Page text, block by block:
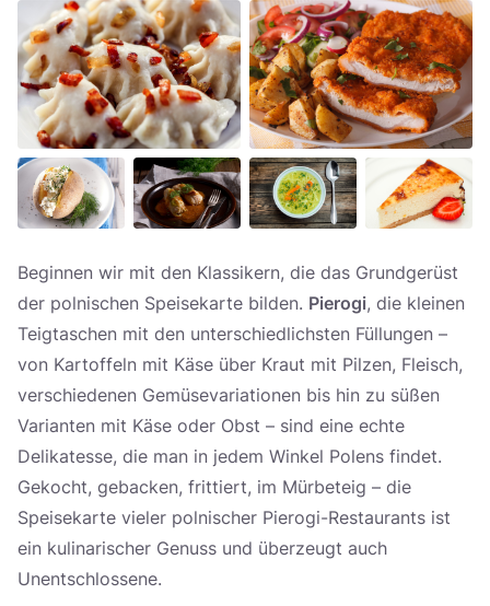
Beginnen wir mit den Klassikern, die das Grundgerüst
der polnischen Speisekarte bilden. Pierogi, die kleinen
Teigtaschen mit den unterschiedlichsten Füllungen –
von Kartoffeln mit Käse über Kraut mit Pilzen, Fleisch,
verschiedenen Gemüsevariationen bis hin zu süßen
Varianten mit Käse oder Obst – sind eine echte
Delikatesse, die man in jedem Winkel Polens findet.
Gekocht, gebacken, frittiert, im Mürbeteig – die
Speisekarte vieler polnischer Pierogi-Restaurants ist
ein kulinarischer Genuss und überzeugt auch
Unentschlossene.